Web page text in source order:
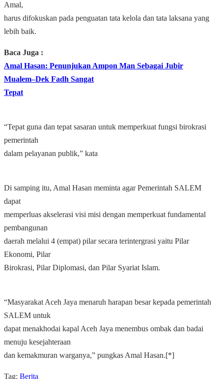
Amal,
harus difokuskan pada penguatan tata kelola dan tata laksana yang
lebih baik.
Baca Juga :
Amal Hasan: Penunjukan Ampon Man Sebagai Jubir
Mualem–Dek Fadh Sangat
Tepat
“Tepat guna dan tepat sasaran untuk memperkuat fungsi birokrasi
pemerintah
dalam pelayanan publik,” kata
Di samping itu, Amal Hasan meminta agar Pemerintah SALEM
dapat
memperluas akselerasi visi misi dengan memperkuat fundamental
pembangunan
daerah melalui 4 (empat) pilar secara terintergrasi yaitu Pilar
Ekonomi, Pilar
Birokrasi, Pilar Diplomasi, dan Pilar Syariat Islam.
“Masyarakat Aceh Jaya menaruh harapan besar kepada pemerintah
SALEM untuk
dapat menakhodai kapal Aceh Jaya menembus ombak dan badai
menuju kesejahteraan
dan kemakmuran warganya,” pungkas Amal Hasan.[*]
Tag: Berita